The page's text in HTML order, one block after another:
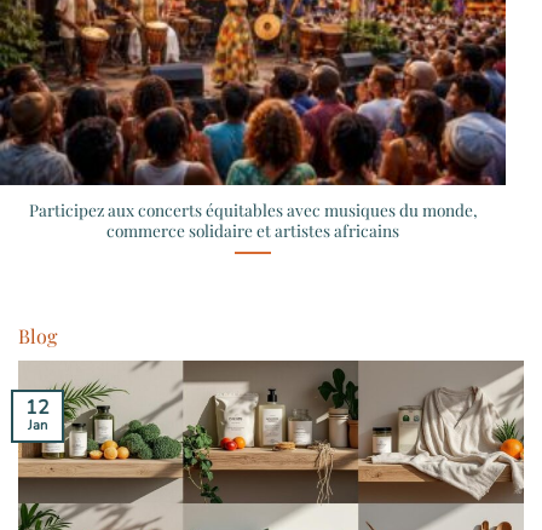
Participez aux concerts équitables avec musiques du monde,
commerce solidaire et artistes africains
Blog
12
Jan